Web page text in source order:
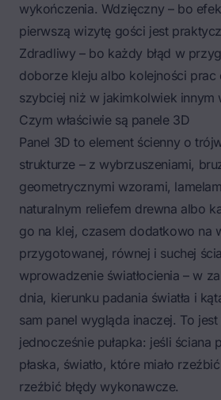
wykończenia. Wdzięczny – bo
pierwszą wizytę gości jest
Zdradliwy – bo każdy błąd w
doborze kleju albo kolejności prac
szybciej niż w jakimkolwiek innym
Czym właściwie są panele 3D
Panel 3D to element ścienny o
strukturze – z wybrzuszeniami,
geometrycznymi wzorami,
naturalnym reliefem drewna albo
go na klej, czasem dodatkowo na
przygotowanej, równej i suchej
wprowadzenie światłocienia – w
dnia, kierunku padania światła i
sam panel wygląda inaczej. To jest
jednocześnie pułapka: jeśli ściana
płaska, światło, które miało
rzeźbić błędy wykonawcze.